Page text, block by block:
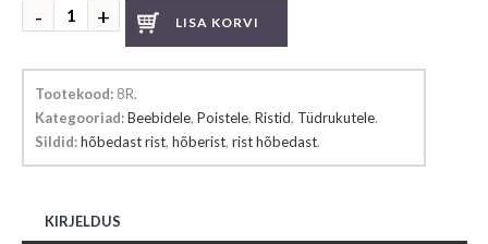
Hõbedast
rist
LISA KORVI
Tootekood: 8R.
Kategooriad:Beebidele, Poistele, Ristid, Tüdrukutele.
Sildid:hõbedast rist, hõberist, rist hõbedast.
KIRJELDUS